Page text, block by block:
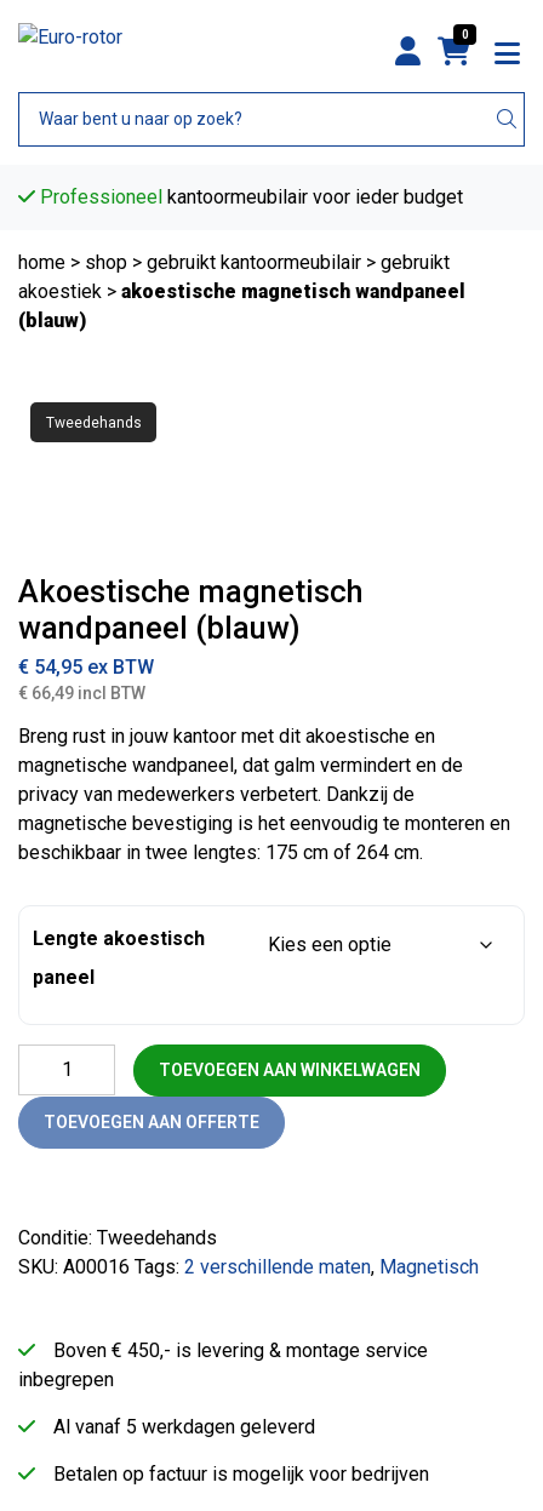
0
Professioneel kantoormeubilair voor ieder budget
home > shop > gebruikt kantoormeubilair > gebruikt
akoestiek > akoestische magnetisch wandpaneel
(blauw)
Tweedehands
Akoestische magnetisch
wandpaneel (blauw)
€ 54,95 ex BTW
€ 66,49 incl BTW
Breng rust in jouw kantoor met dit akoestische en
magnetische wandpaneel, dat galm vermindert en de
privacy van medewerkers verbetert. Dankzij de
magnetische bevestiging is het eenvoudig te monteren en
beschikbaar in twee lengtes: 175 cm of 264 cm.
Lengte akoestisch
paneel
Akoestische magnetisch wandpaneel (blauw) aantal
TOEVOEGEN AAN WINKELWAGEN
TOEVOEGEN AAN OFFERTE
Conditie: Tweedehands
SKU: A00016 Tags: 2 verschillende maten, Magnetisch
Boven € 450,- is levering & montage service
inbegrepen
Al vanaf 5 werkdagen geleverd
Betalen op factuur is mogelijk voor bedrijven